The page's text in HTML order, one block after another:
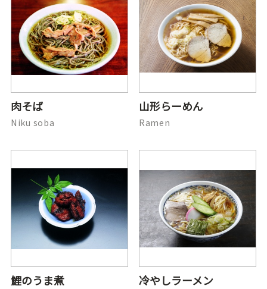
肉そば
Niku soba
山形らーめん
Ramen
鯉のうま煮 冷やしラーメン